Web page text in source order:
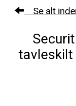
Se alt